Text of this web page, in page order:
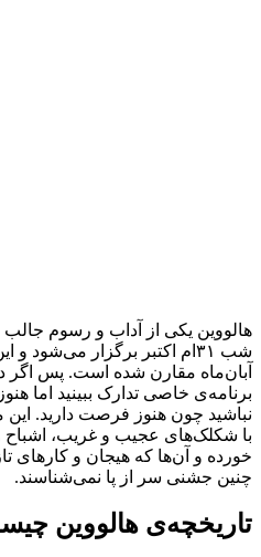
هالووین یکی از آداب و رسوم
شب ۳۱ام اکتبر برگزار می‌شود
آبان‌ماه مقارن شده است. پس اگر
برنامه‌ی خاصی تدارک ببینید اما
نباشید چون هنوز فرصت دارید. این
با شکلک‌های عجیب و غریب، اشباح
خورده و آن‌ها که هیجان و کارهای
چنین جشنی سر از پا نمی‌شناسند.
تاریخچه‌ی هالووین